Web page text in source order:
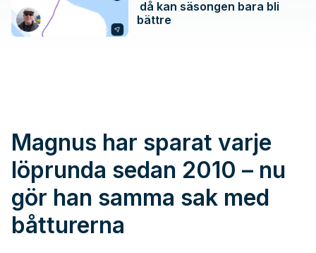
då kan säsongen bara bli
bättre
Magnus har sparat varje
löprunda sedan 2010 – nu
gör han samma sak med
båtturerna